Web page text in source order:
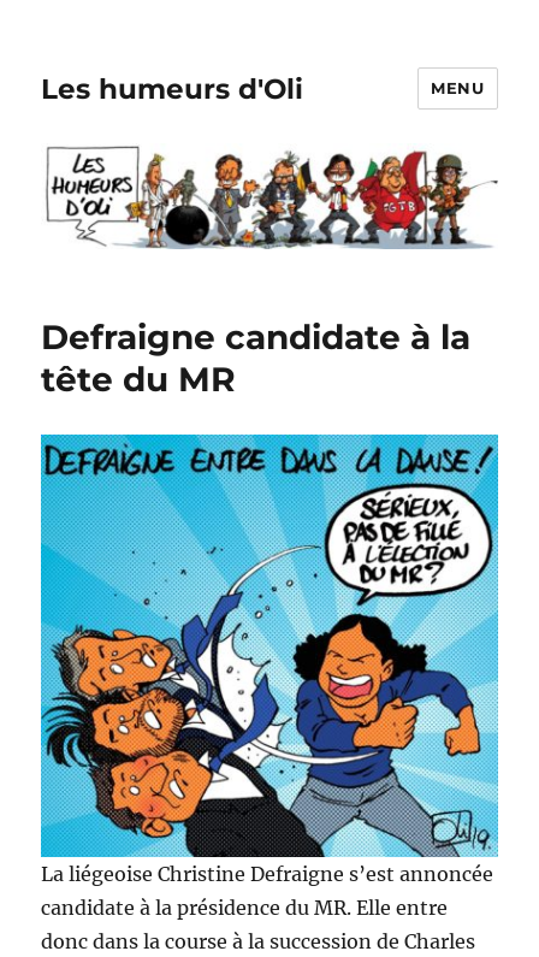
Les humeurs d'Oli MENU
Defraigne candidate à la
tête du MR
La liégeoise Christine Defraigne s’est annoncée
candidate à la présidence du MR. Elle entre
donc dans la course à la succession de Charles